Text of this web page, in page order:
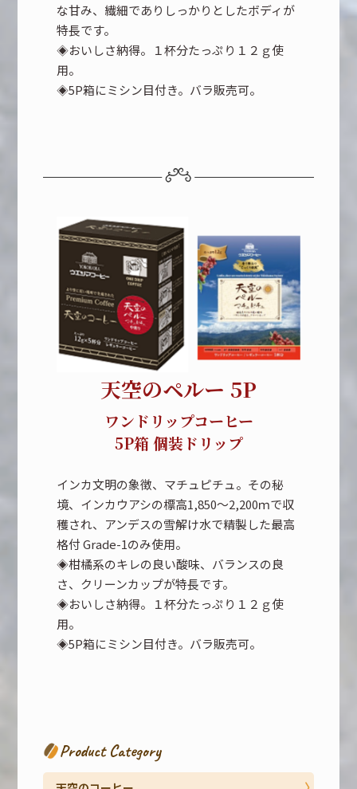
な甘み、繊細でありしっかりとしたボディが
特長です。
◈おいしさ納得。１杯分たっぷり１２ｇ使
用。
◈5P箱にミシン目付き。バラ販売可。
天空のペルー 5P
ワンドリップコーヒー
5P箱 個装ドリップ
インカ文明の象徴、マチュピチュ。その秘
境、インカウアシの標高1,850～2,200ｍで収
穫され、アンデスの雪解け水で精製した最高
格付 Grade-1のみ使用。
◈柑橘系のキレの良い酸味、バランスの良
さ、クリーンカップが特長です。
◈おいしさ納得。１杯分たっぷり１２ｇ使
用。
◈5P箱にミシン目付き。バラ販売可。
Product Category